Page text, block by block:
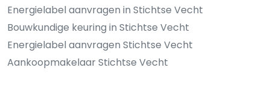
Energielabel aanvragen in Stichtse Vecht
Bouwkundige keuring in Stichtse Vecht
Energielabel aanvragen Stichtse Vecht
Aankoopmakelaar Stichtse Vecht